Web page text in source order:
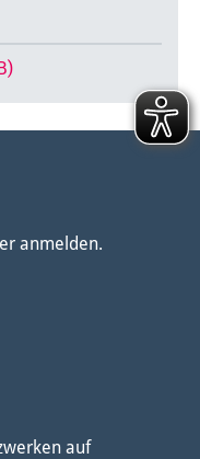
anmelden.
auf